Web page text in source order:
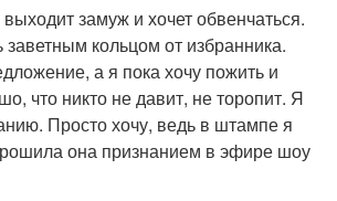
замуж и хочет обвенчаться.
кольцом от избранника.
а я пока хочу пожить и
что никто не давит, не торопит. Я
Просто хочу, ведь в штампе я
она признанием в эфире шоу